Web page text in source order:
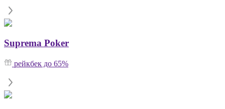
Suprema Poker
рейкбек до 65%